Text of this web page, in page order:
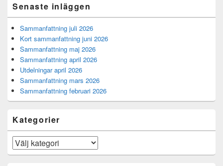
Senaste inläggen
Sammanfattning juli 2026
Kort sammanfattning juni 2026
Sammanfattning maj 2026
Sammanfattning april 2026
Utdelningar april 2026
Sammanfattning mars 2026
Sammanfattning februari 2026
Kategorier
Kategorier